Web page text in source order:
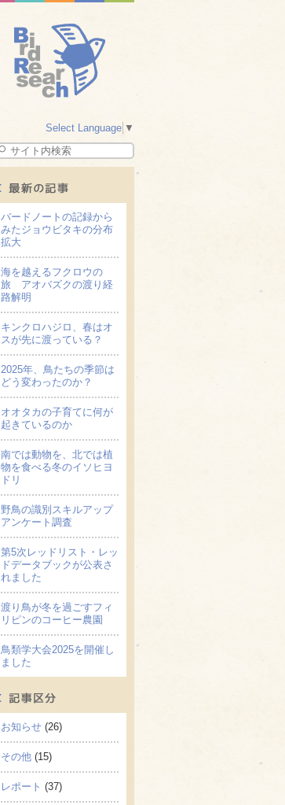
Select Language ▼
バードノートの記録から
みたジョウビタキの分布
拡大
海を越えるフクロウの
旅 アオバズクの渡り経
路解明
キンクロハジロ、春はオ
スが先に渡っている？
2025年、鳥たちの季節は
どう変わったのか？
オオタカの子育てに何が
起きているのか
南では動物を、北では植
物を食べる冬のイソヒヨ
ドリ
野鳥の識別スキルアップ
アンケート調査
第5次レッドリスト・レッ
ドデータブックが公表さ
れました
渡り鳥が冬を過ごすフィ
リピンのコーヒー農園
鳥類学大会2025を開催し
ました
お知らせ (26)
その他 (15)
レポート (37)